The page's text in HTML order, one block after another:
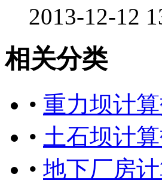
2013-12-12
相关分类
• 重力坝计
• 土石坝计
• 地下厂房